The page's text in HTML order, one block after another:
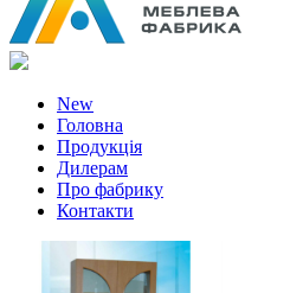
New
Головна
Продукція
Дилерам
Про фабрику
Контакти